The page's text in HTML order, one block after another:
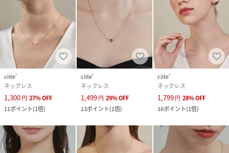
ciite'
ネックレス
1,300円 27%OFF
11ポイント(1倍)
ciite'
ネックレス
1,499円 29%OFF
13ポイント(1倍)
ciite'
ネックレス
1,799円 28%OFF
16ポイント(1倍)